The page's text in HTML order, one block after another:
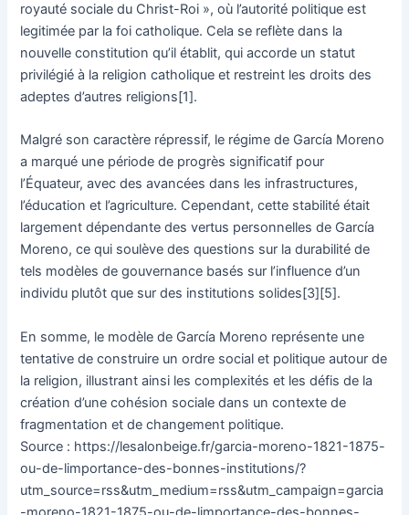
royauté sociale du Christ-Roi », où l’autorité politique est
legitimée par la foi catholique. Cela se reflète dans la
nouvelle constitution qu’il établit, qui accorde un statut
privilégié à la religion catholique et restreint les droits des
adeptes d’autres religions[1].
Malgré son caractère répressif, le régime de García Moreno
a marqué une période de progrès significatif pour
l’Équateur, avec des avancées dans les infrastructures,
l’éducation et l’agriculture. Cependant, cette stabilité était
largement dépendante des vertus personnelles de García
Moreno, ce qui soulève des questions sur la durabilité de
tels modèles de gouvernance basés sur l’influence d’un
individu plutôt que sur des institutions solides[3][5].
En somme, le modèle de García Moreno représente une
tentative de construire un ordre social et politique autour de
la religion, illustrant ainsi les complexités et les défis de la
création d’une cohésion sociale dans un contexte de
fragmentation et de changement politique.
Source : https://lesalonbeige.fr/garcia-moreno-1821-1875-
ou-de-limportance-des-bonnes-institutions/?
utm_source=rss&utm_medium=rss&utm_campaign=garcia